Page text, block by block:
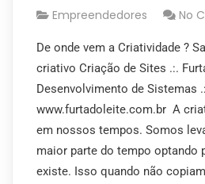
Empreendedores No
De onde vem a Criatividade ?
criativo Criação de Sites .:.
Desenvolvimento de Sistemas
www.furtadoleite.com.br A
em nossos tempos. Somos
maior parte do tempo optando
existe. Isso quando não